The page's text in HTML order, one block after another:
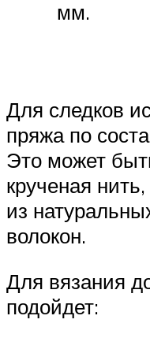
мм.
Для следков
пряжа по
Это может
крученая
из
волокон.
Для вязания
подойдет: